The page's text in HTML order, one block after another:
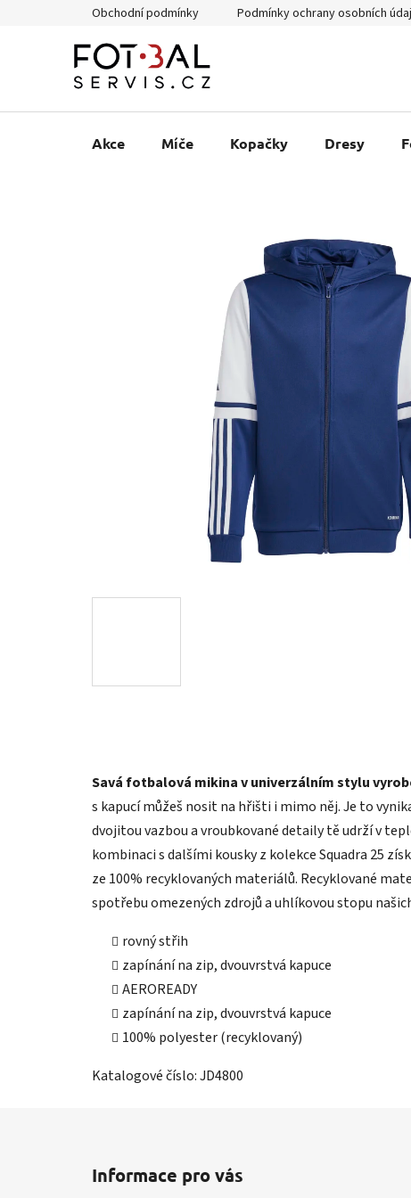
Obchodní podmínky Podmínky ochrany osobních
Akce Míče Kopačky Dresy
Savá fotbalová mikina v univerzálním stylu
s kapucí můžeš nosit na hřišti i mimo něj. Je to
dvojitou vazbou a vroubkované detaily tě udrží v
kombinaci s dalšími kousky z kolekce Squadra 25
ze 100% recyklovaných materiálů. Recyklované
spotřebu omezených zdrojů a uhlíkovou stopu
rovný střih
zapínání na zip, dvouvrstvá kapuce
AEROREADY
zapínání na zip, dvouvrstvá kapuce
100% polyester (recyklovaný)
Katalogové číslo: JD4800
Informace pro vás